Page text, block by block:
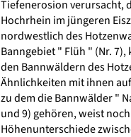
Tiefenerosion verursacht,
Hochrhein im jüngeren
nordwestlich des
Banngebiet " Flüh " (Nr.
den Bannwäldern des
Ähnlichkeiten mit ihnen
zu dem die Bannwälder "
und 9) gehören, weist
Höhenunterschiede